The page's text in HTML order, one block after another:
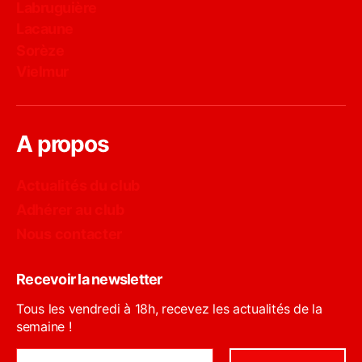
A propos
Recevoir la newsletter
Tous les vendredi à 18h, recevez les actualités de la
semaine !